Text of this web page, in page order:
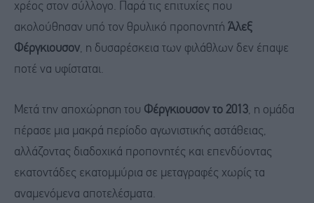
χρέος στον σύλλογο. Παρά τις επιτυχίες που
ακολούθησαν υπό τον θρυλικό προπονητή Άλεξ
Φέργκιουσον, η δυσαρέσκεια των φιλάθλων δεν έπαψε
ποτέ να υφίσταται.
Μετά την αποχώρηση του Φέργκιουσον το 2013, η ομάδα
πέρασε μια μακρά περίοδο αγωνιστικής αστάθειας,
αλλάζοντας διαδοχικά προπονητές και επενδύοντας
εκατοντάδες εκατομμύρια σε μεταγραφές χωρίς τα
αναμενόμενα αποτελέσματα.